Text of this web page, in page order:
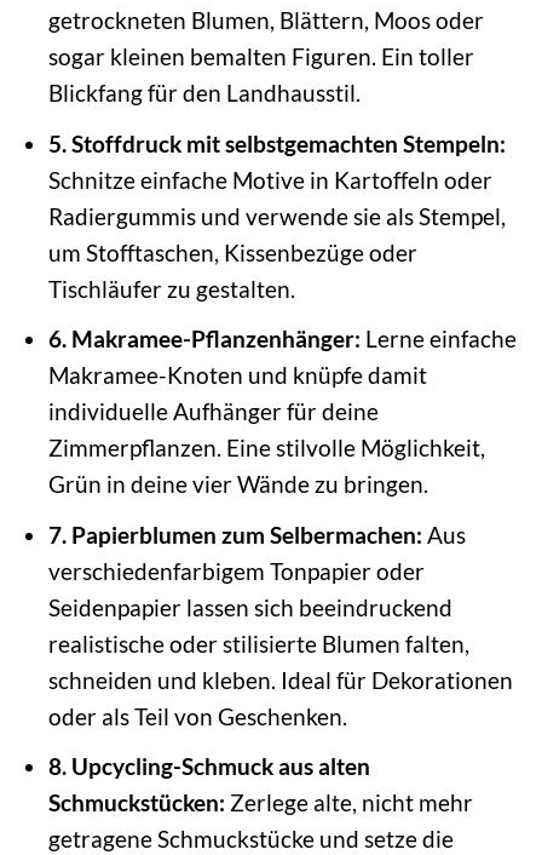
getrockneten Blumen, Blättern, Moos oder
sogar kleinen bemalten Figuren. Ein toller
Blickfang für den Landhausstil.
5. Stoffdruck mit selbstgemachten Stempeln:
Schnitze einfache Motive in Kartoffeln oder
Radiergummis und verwende sie als Stempel,
um Stofftaschen, Kissenbezüge oder
Tischläufer zu gestalten.
6. Makramee-Pflanzenhänger: Lerne einfache
Makramee-Knoten und knüpfe damit
individuelle Aufhänger für deine
Zimmerpflanzen. Eine stilvolle Möglichkeit,
Grün in deine vier Wände zu bringen.
7. Papierblumen zum Selbermachen: Aus
verschiedenfarbigem Tonpapier oder
Seidenpapier lassen sich beeindruckend
realistische oder stilisierte Blumen falten,
schneiden und kleben. Ideal für Dekorationen
oder als Teil von Geschenken.
8. Upcycling-Schmuck aus alten
Schmuckstücken: Zerlege alte, nicht mehr
getragene Schmuckstücke und setze die